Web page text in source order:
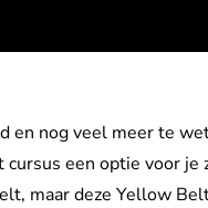
en nog veel meer te
een optie voor je
maar deze Yellow